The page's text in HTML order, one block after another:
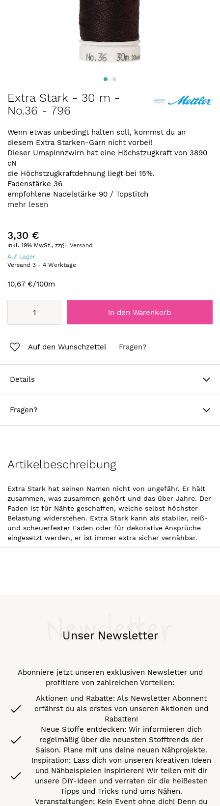
Anfang
der
springen
Extra Stark - 30 m -
No.36 - 796
Wenn etwas unbedingt halten soll, kommst du an
diesem Extra Starken-Garn nicht vorbei!
Dieser Umspinnzwirn hat eine Höchstzugkraft von 3890
cN
die Höchstzugkraftdehnung liegt bei 15%.
Fadenstärke 36
empfohlene Nadelstärke 90 / Topstitch
mehr lesen
3,30 €
inkl. 19% MwSt., zzgl. Versand
Auf Lager
Versand 3 - 4 Werktage
10,67 €/100m
In den Warenkorb
Auf den Wunschzettel Fragen?
Details
Fragen?
Artikelbeschreibung
Extra Stark hat seinen Namen nicht von ungefähr. Er hält
zusammen, was zusammen gehört und das über Jahre. Der
Faden ist für Nähte geschaffen, welche selbst höchster
Belastung widerstehen. Extra Stark kann als stabiler, reiß-
und scheuerfester Faden oder für dekorative Ansprüche
eingesetzt werden, er ist immer extra sicher vernähbar.
Unser Newsletter
Newsletter
Abonniere jetzt unseren exklusiven Newsletter und
profitiere von zahlreichen Vorteilen:
Aktionen und Rabatte: Als Newsletter Abonnent
erfährst du als erstes von unseren Aktionen und
Rabatten!
Neue Stoffe entdecken: Wir informieren dich
regelmäßig über die neuesten Stofftrends der
Saison. Plane mit uns deine neuen Nähprojekte.
Inspiration: Lass dich von unseren kreativen Ideen
und Nähbeispielen inspirieren! Wir teilen mit dir
unsere DIY-Ideen und verraten dir die heißesten
Tipps und Tricks rund ums Nähen.
Veranstaltungen: Kein Event ohne dich! Denn du